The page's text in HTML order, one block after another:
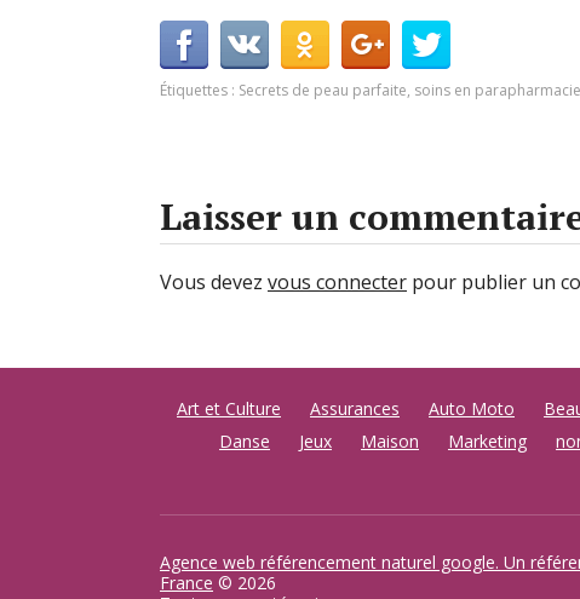
Étiquettes : Secrets de peau parfaite, soins en parapharmacie
Laisser un
Vous devez vous connecter pour publier un
Art et Culture Assurances Auto Moto
Danse
Jeux Maison Marketing
Agence web référencement naturel google. Un
France © 2026